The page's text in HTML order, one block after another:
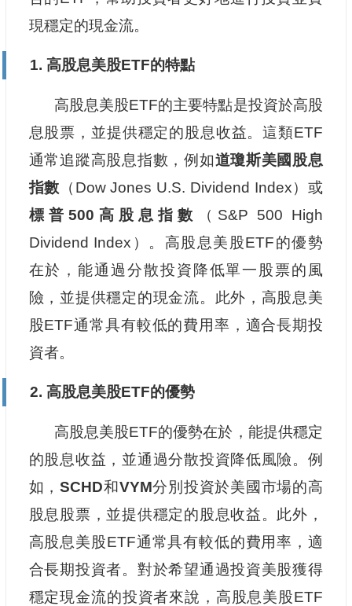
現穩定的現金流。
1. 高股息美股ETF的特點
高股息美股ETF的主要特點是投資於高股
息股票，並提供穩定的股息收益。這類ETF
通常追蹤高股息指數，例如道瓊斯美國股息
指數 （Dow Jones U.S. Dividend Index）或
標普500高股息指數
（S&P 500 High
Dividend Index）。高股息美股ETF的優勢
在於，能通過分散投資降低單一股票的風
險，並提供穩定的現金流。此外，高股息美
股ETF通常具有較低的費用率，適合長期投
資者。
2. 高股息美股ETF的優勢
高股息美股ETF的優勢在於，能提供穩定
的股息收益，並通過分散投資降低風險。例
如，SCHD和VYM分別投資於美國市場的高
股息股票，並提供穩定的股息收益。此外，
高股息美股ETF通常具有較低的費用率，適
合長期投資者。對於希望通過投資美股獲得
穩定現金流的投資者來說，高股息美股ETF